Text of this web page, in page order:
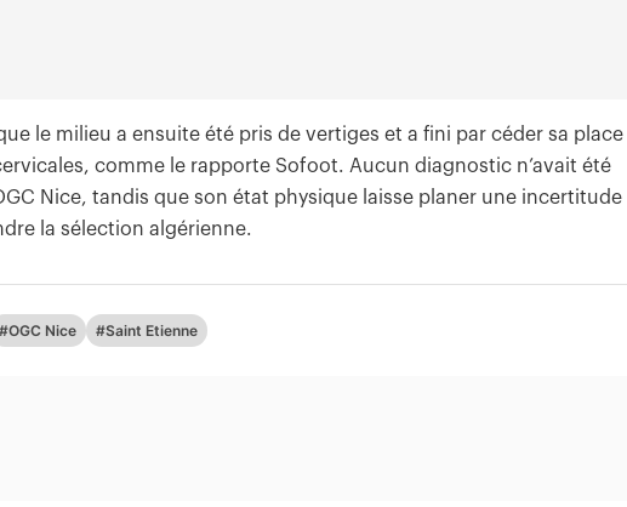
le milieu a ensuite été pris de vertiges et a fini par céder sa place
comme le rapporte Sofoot. Aucun diagnostic n’avait été
Nice, tandis que son état physique laisse planer une incertitude
la sélection algérienne.
#OGC Nice #Saint Etienne